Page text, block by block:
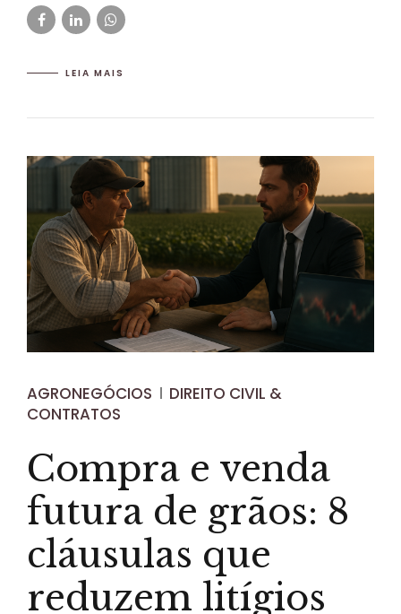
LEIA MAIS
AGRONEGÓCIOS
DIREITO CIVIL &
CONTRATOS
Compra e venda
futura de grãos: 8
cláusulas que
reduzem litígios